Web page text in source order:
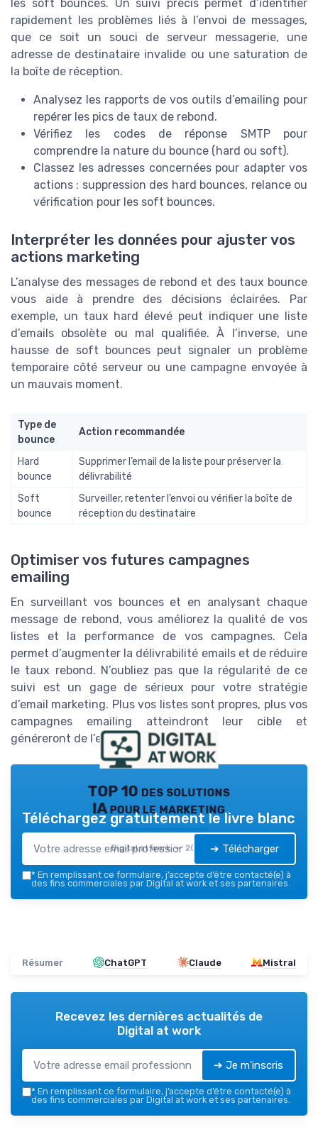
les soft bounces. Un suivi précis permet d’identifier
rapidement les problèmes liés à l’envoi de messages,
que ce soit un souci de serveur messagerie, une
adresse de destinataire invalide ou une saturation de
la boîte de réception.
Analysez les rapports de vos outils d’emailing pour
repérer les pics de taux de rebond.
Vérifiez les codes de réponse SMTP pour
comprendre la nature du bounce (hard ou soft).
Classez les adresses concernées pour adapter vos
actions : suppression des hard bounces, relance ou
vérification pour les soft bounces.
Interpréter les données pour ajuster vos
actions marketing
L’analyse des messages de rebond et des taux bounce
vous aide à prendre des décisions éclairées. Par
exemple, un taux hard élevé peut indiquer une liste
d’emails obsolète ou mal qualifiée. À l’inverse, une
hausse de soft bounces peut signaler un problème
temporaire côté serveur ou une campagne envoyée à
un mauvais moment.
Type de
bounce
Action recommandée
Hard
bounce
Supprimer l’email de la liste pour préserver la
délivrabilité
Soft
bounce
Surveiller, retenter l’envoi ou vérifier la boîte de
réception du destinataire
Optimiser vos futures campagnes
emailing
En surveillant vos bounces et en analysant chaque
message de rebond, vous améliorez la qualité de vos
listes et la performance de vos campagnes. Cela
permet d’augmenter la délivrabilité emails et de réduire
le taux rebond. N’oubliez pas que la régularité de ce
suivi est un gage de sérieux pour votre stratégie
d’email marketing. Plus vos listes sont propres, plus vos
campagnes emailing atteindront leur cible et
généreront de l’engagement.
TOP 10 des solutions
IA pour le marketing
Digital at work — 2026
Téléchargez gratuitement le livre blanc
➔ Télécharger
* En remplissant ce formulaire, j’accepte d’être contacté(e) à
des fins commerciales par Digital at work et ses partenaires.
Résumer ChatGPT Claude Mistral
Recevez les dernières actualités de
Digital at work
➔ Je m'inscris
* En remplissant ce formulaire, j’accepte d’être contacté(e) à
des fins commerciales par Digital at work et ses partenaires.